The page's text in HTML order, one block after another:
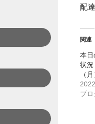
配
関連
本日
状
（
ブロ